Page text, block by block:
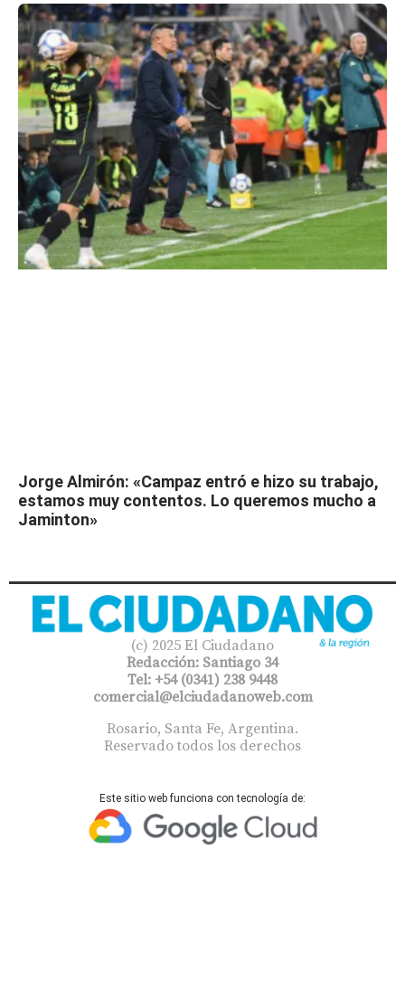
Jorge Almirón: «Campaz entró e hizo su trabajo,
estamos muy contentos. Lo queremos mucho a
Jaminton»
(c) 2025 El Ciudadano
Redacción: Santiago 34
Tel: +54 (0341) 238 9448
comercial@elciudadanoweb.com​
Rosario, Santa Fe, Argentina.
Reservado todos los derechos
Este sitio web funciona con tecnología de: